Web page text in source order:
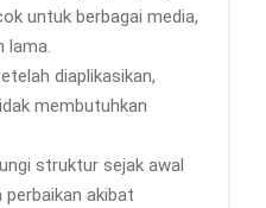
untuk berbagai media,
lama.
diaplikasikan,
membutuhkan
struktur sejak awal
akibat